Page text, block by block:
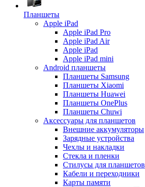
Планшеты
Apple iPad
Apple iPad Pro
Apple iPad Air
Apple iPad
Apple iPad mini
Android планшеты
Планшеты Samsung
Планшеты Xiaomi
Планшеты Huawei
Планшеты OnePlus
Планшеты Chuwi
Аксессуары для планшетов
Внешние аккумуляторы
Зарядные устройства
Чехлы и накладки
Стекла и пленки
Стилусы для планшетов
Кабели и переходники
Карты памяти